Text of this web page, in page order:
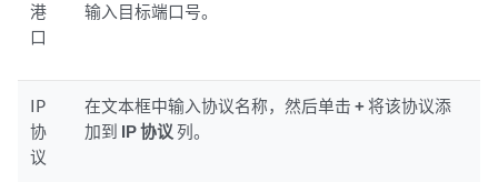
港
口
输入目标端口号。
IP
协
议
在文本框中输入协议名称，然后单击+将该协议添
加到 IP 协议 列。